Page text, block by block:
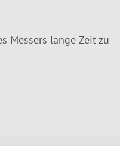
Messers lange Zeit zu